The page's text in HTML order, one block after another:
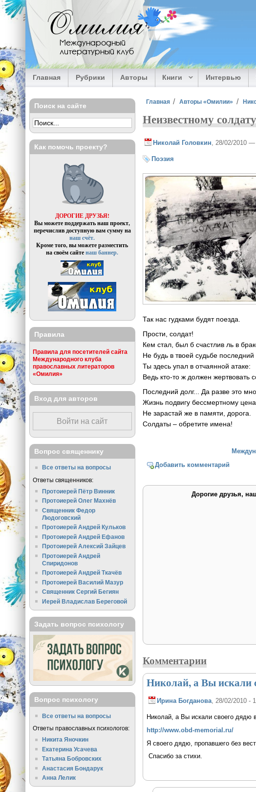
Перейти к основному содержанию
Омилия
Международный
литературный клуб
Главная Рубрики Авторы Книги Интервью
Вы здесь
Главная Авторы «Омилии»
Неизвестному солдату
Николай Головкин , 28/02/2010 —
Поэзия
Так нас гудками будят поезда.
Прости, солдат!
Кем стал, был б счастлив ль в
Не будь в твоей судьбе последний
Ты здесь упал в отчаянной атаке:
Ведь кто-то ж должен жертвовать
Последний долг... Да разве это
Жизнь подвигу бессмертному цена.
Не зарастай же в памяти, дорога.
Солдаты – обретите имена!
Добавить комментарий
Дорогие друзья,
Комментарии
Николай, а Вы искали
Ирина Богданова, 28/02/2010 -
Николай, а Вы искали своего
http://www.obd-memorial.ru/
Я своего дядю, пропавшего без
Спасибо за стихи.
Поиск на сайте
Как помочь проекту?
ДОРОГИЕ ДРУЗЬЯ!
Вы можете поддержать наш проект,
перечислив доступную вам сумму на
наш счёт.
Кроме того, вы можете разместить
на своём сайтенаш баннер.
Правила
Правила для посетителей сайта
Международного клуба
православных литераторов
«Омилия»
Вход для авторов
Войти на сайт
Вопрос священнику
Все ответы на вопросы
Ответы священников:
Протоиерей Пётр Винник
Протоиерей Олег Махнёв
Священник Федор
Людоговский
Протоиерей Андрей Кульков
Протоиерей Андрей Ефанов
Протоиерей Алексий Зайцев
Протоиерей Андрей
Спиридонов
Протоиерей Андрей Ткачёв
Протоиерей Василий Мазур
Священник Сергий Бегиян
Иерей Владислав Береговой
Задать вопрос психологу
Вопрос психологу
Все ответы на вопросы
Ответы православных психологов:
Никита Яночкин
Екатерина Усачева
Татьяна Бобровских
Анастасия Бондарук
Анна Лелик